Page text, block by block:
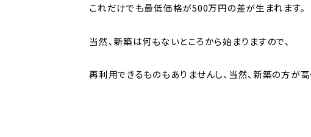
これだけでも最低価格が500万円の差が生まれます。
当然、新築は何もないところから始まりますので、
再利用できるものもありませんし、当然、新築の方が